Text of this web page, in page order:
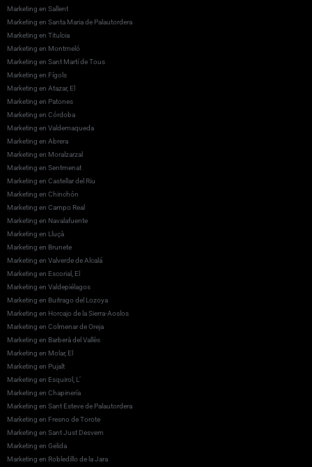
Marketing en Sallent
Marketing en Santa Maria de Palautordera
Marketing en Titulcia
Marketing en Montmeló
Marketing en Sant Martí de Tous
Marketing en Fígols
Marketing en Atazar, El
Marketing en Patones
Marketing en Córdoba
Marketing en Valdemaqueda
Marketing en Abrera
Marketing en Moralzarzal
Marketing en Sentmenat
Marketing en Castellar del Riu
Marketing en Chinchón
Marketing en Campo Real
Marketing en Navalafuente
Marketing en Lluçà
Marketing en Brunete
Marketing en Valverde de Alcalá
Marketing en Escorial, El
Marketing en Valdepiélagos
Marketing en Buitrago del Lozoya
Marketing en Horcajo de la Sierra-Aoslos
Marketing en Colmenar de Oreja
Marketing en Barberà del Vallès
Marketing en Molar, El
Marketing en Pujalt
Marketing en Esquirol, L’
Marketing en Chapinería
Marketing en Sant Esteve de Palautordera
Marketing en Fresno de Torote
Marketing en Sant Just Desvern
Marketing en Gelida
Marketing en Robledillo de la Jara